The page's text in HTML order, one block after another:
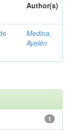
Author(s)
Medina,
Ayelén
1